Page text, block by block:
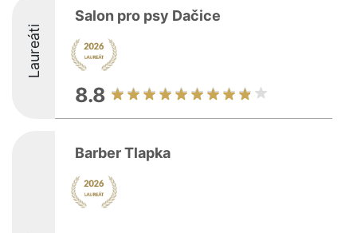
Laureáti
Salon pro psy Dačice
8.8
Barber Tlapka